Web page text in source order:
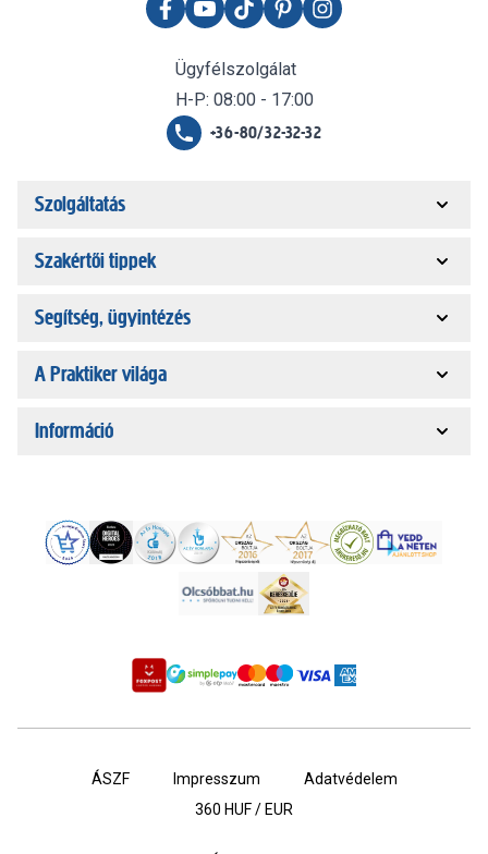
Ügyfélszolgálat
H-P: 08:00 - 17:00
+36-80/32-32-32
Szolgáltatás
Szakértői tippek
Segítség, ügyintézés
A Praktiker világa
Információ
ÁSZF Impresszum
Adatvédelem
360 HUF / EUR